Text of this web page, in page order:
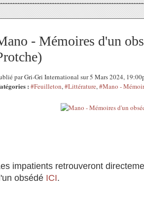
- Mémoires d'un
par Gri-Gri International sur 5 Mars 2024,
: #Feuilleton,#Littérature,#Mano -
impatients retrouveront
obsédé ICI.